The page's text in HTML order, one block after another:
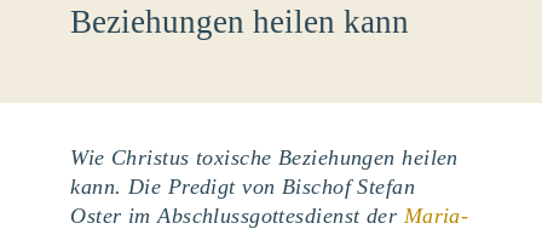
Beziehungen heilen kann
Wie Christus toxische Beziehungen heilen
kann. Die Predigt von Bischof Stefan
Oster im Abschlussgottesdienst der Maria-